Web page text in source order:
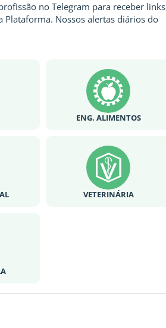
no Telegram para receber links
Plataforma. Nossos alertas diários do
ENG. ALIMENTOS
VETERINÁRIA